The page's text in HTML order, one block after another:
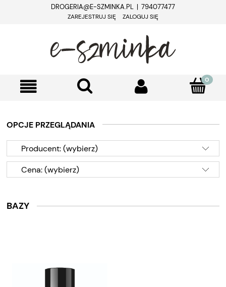
DROGERIA@E-SZMINKA.PL | 794077477
ZAREJESTRUJ SIĘ ZALOGUJ SIĘ
OPCJE PRZEGLĄDANIA
Producent: (wybierz)
Cena: (wybierz)
BAZY